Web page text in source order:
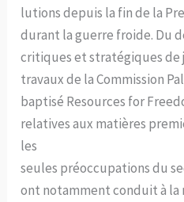
lutions depuis la fin de la
durant la guerre froide. Du
critiques et stratégiques de
travaux de la Commission
baptisé Resources for
relatives aux matières
les
seules préoccupations du
ont notamment conduit à la